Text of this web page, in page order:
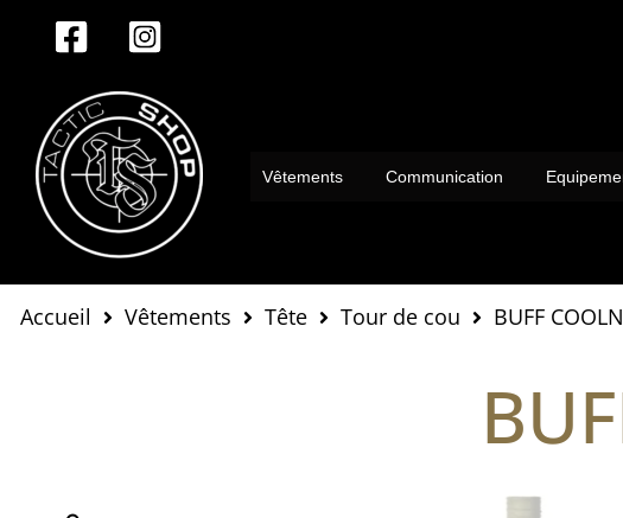
contenu
Vêtements Communication
Accueil Vêtements Tête Tour de cou BUFF